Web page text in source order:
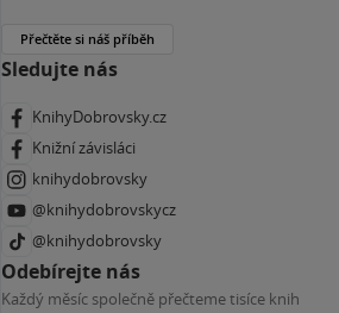
Přečtěte si náš příběh
Sledujte nás
KnihyDobrovsky.cz
Knižní závisláci
knihydobrovsky
@knihydobrovskycz
@knihydobrovsky
Odebírejte nás
Každý měsíc společně přečteme tisíce knih